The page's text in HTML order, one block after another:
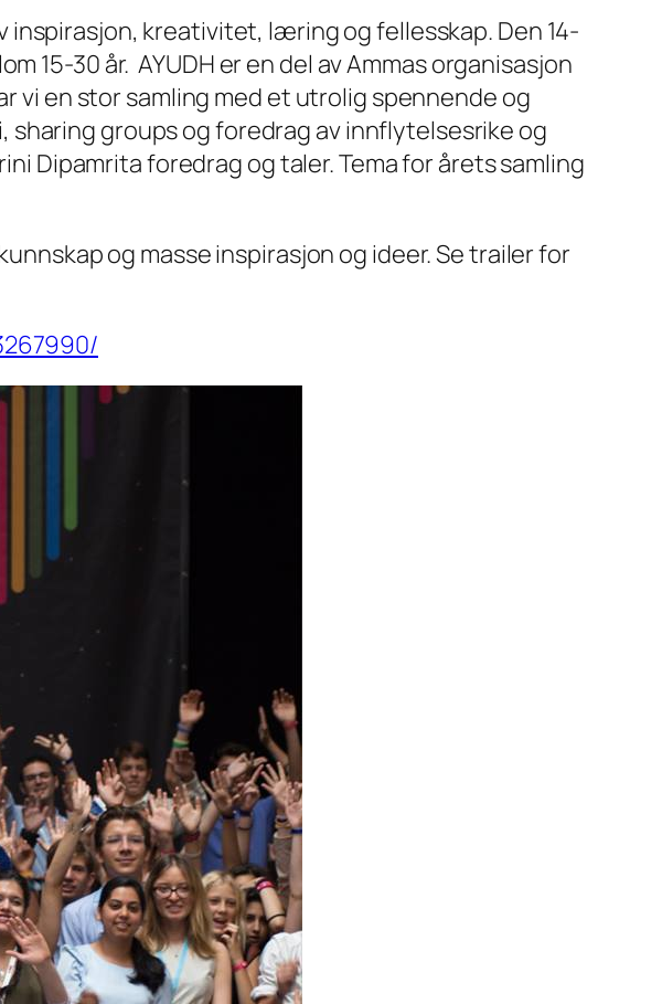
inspirasjon, kreativitet, læring og fellesskap. Den 14-
15-30 år. AYUDH er en del av Ammas organisasjon
vi en stor samling med et utrolig spennende og
sharing groups og foredrag av innflytelsesrike og
Dipamrita foredrag og taler. Tema for årets samling
og masse inspirasjon og ideer. Se trailer for